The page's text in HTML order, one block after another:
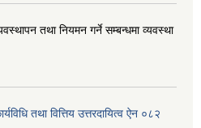
तथा नियमन गर्ने सम्बन्धमा व्यवस्था
तथा वित्तिय उत्तरदायित्व ऐन ०८२